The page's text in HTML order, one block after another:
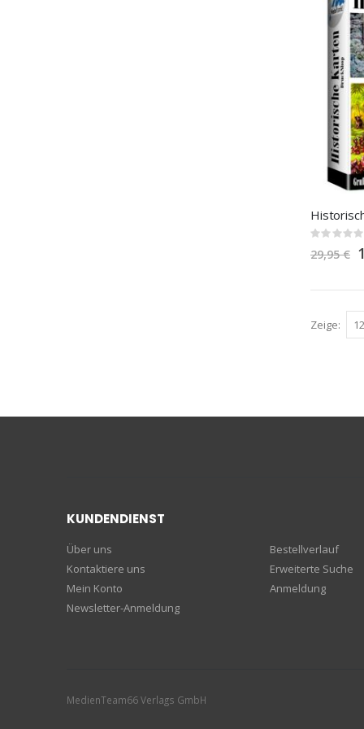
Rating:
0%
29,95 €
Zeige
KUNDENDIENST
Über uns
Kontaktiere uns
Mein Konto
Newsletter-Anmeldung
Bestellverlauf
Erweiterte Suche
Anmeldung
MedienTeam66 Verlags GmbH